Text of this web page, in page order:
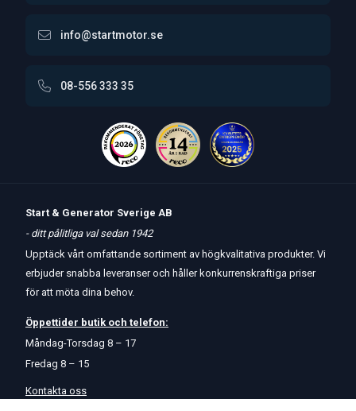
info@startmotor.se
08-556 333 35
Start & Generator Sverige AB
- ditt pålitliga val sedan 1942
Upptäck vårt omfattande sortiment av högkvalitativa produkter. Vi
erbjuder snabba leveranser och håller konkurrenskraftiga priser
för att möta dina behov.
Öppettider butik och telefon:
Måndag-Torsdag 8 – 17
Fredag 8 – 15
Kontakta oss